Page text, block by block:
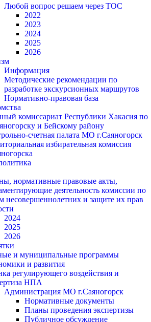
Любой вопрос решаем через ТОС
2022
2023
2024
2025
2026
Информация
Методические рекомендации по
разработке экскурсионных маршрутов
Нормативно-правовая база
комиссариат Республики Хакасия по
и Бейскому району
счетная палата МО г.Саяногорск
избирательная комиссия
нормативные правовые акты,
деятельность комиссии по
несовершеннолетних и защите их прав
2024
2025
2026
и муниципальные программы
и развития
регулирующего воздействия и
НПА
Администрация МО г.Саяногорск
Нормативные документы
Планы проведения экспертизы
Публичное обсуждение